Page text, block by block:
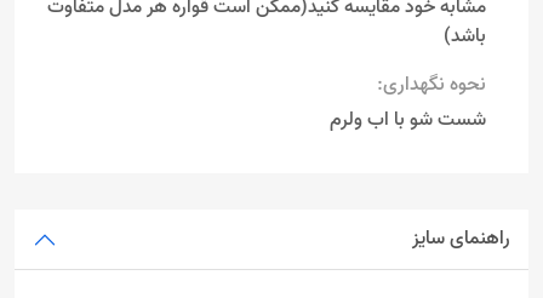
مشابه خود مقایسه کنید(ممکن است قواره هر مدل متفاوت
باشد)
نحوه نگهداری:
شست شو با اب ولرم
راهنمای سایز